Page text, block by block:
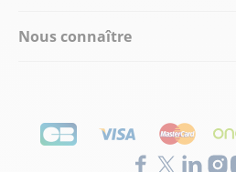
Nous connaître